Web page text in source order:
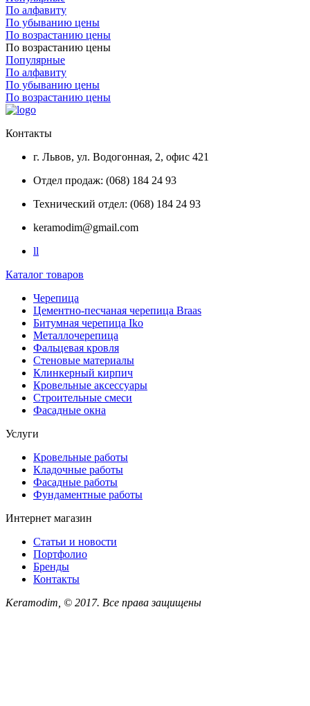
По алфавиту
По убыванию цены
По возрастанию цены
По возрастанию цены
Популярные
По алфавиту
По убыванию цены
По возрастанию цены
Контакты
г. Львов, ул. Водогонная, 2, офис 421
Отдел продаж: (068) 184 24 93
Технический отдел: (068) 184 24 93
keramodim@gmail.com
ll
Каталог товаров
Черепица
Цементно-песчаная черепица Braas
Битумная черепица Iko
Металлочерепица
Фальцевая кровля
Стеновые материалы
Клинкерный кирпич
Кровельные аксессуары
Строительные смеси
Фасадные окна
Услуги
Кровельные работы
Кладочные работы
Фасадные работы
Фундаментные работы
Интернет магазин
Статьи и новости
Портфолио
Бренды
Контакты
Keramodim, © 2017. Все права защищены